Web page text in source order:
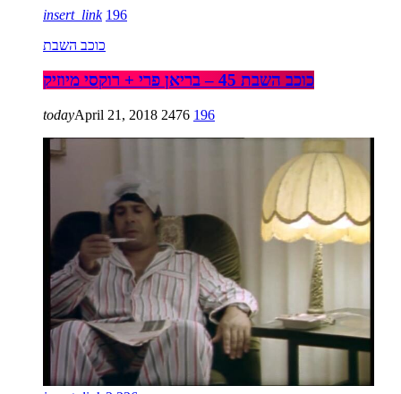
insert_link 196
כוכב השבת
כוכב השבת 45 – בריאן פרי + רוקסי מיוזיק
todayApril 21, 2018 2476 196